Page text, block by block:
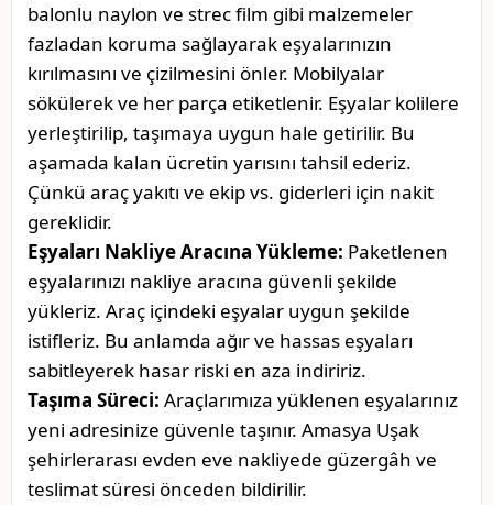
balonlu naylon ve strec film gibi malzemeler
fazladan koruma sağlayarak eşyalarınızın
kırılmasını ve çizilmesini önler. Mobilyalar
sökülerek ve her parça etiketlenir. Eşyalar kolilere
yerleştirilip, taşımaya uygun hale getirilir. Bu
aşamada kalan ücretin yarısını tahsil ederiz.
Çünkü araç yakıtı ve ekip vs. giderleri için nakit
gereklidir.
Eşyaları Nakliye Aracına Yükleme: Paketlenen
eşyalarınızı nakliye aracına güvenli şekilde
yükleriz. Araç içindeki eşyalar uygun şekilde
istifleriz. Bu anlamda ağır ve hassas eşyaları
sabitleyerek hasar riski en aza indiririz.
Taşıma Süreci: Araçlarımıza yüklenen eşyalarınız
yeni adresinize güvenle taşınır. Amasya Uşak
şehirlerarası evden eve nakliyede güzergâh ve
teslimat süresi önceden bildirilir.